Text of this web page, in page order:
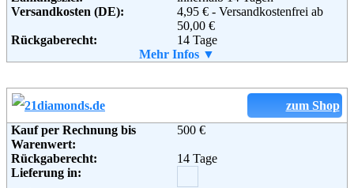
Versandkosten (DE):
4,95 € - Versandkostenfrei ab
50,00 €
Rückgaberecht:
14 Tage
Ja
Weitere Zahlungsmethoden:
Mehr Infos ▼
zum Shop
Kauf per Rechnung bis
Warenwert:
500 €
Rückgaberecht:
14 Tage
Lieferung in: